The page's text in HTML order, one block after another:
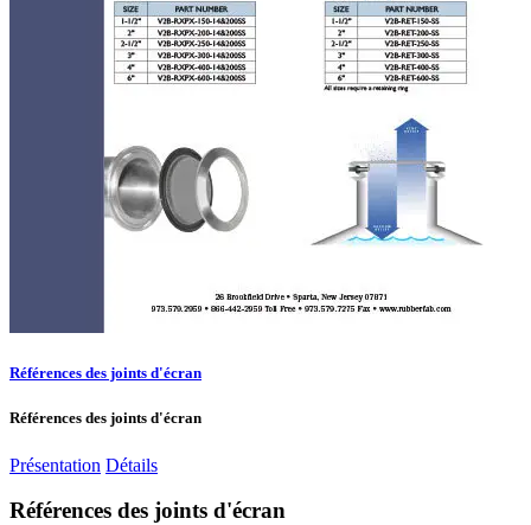
Références des joints d'écran
Références des joints d'écran
Présentation Détails
Références des joints d'écran